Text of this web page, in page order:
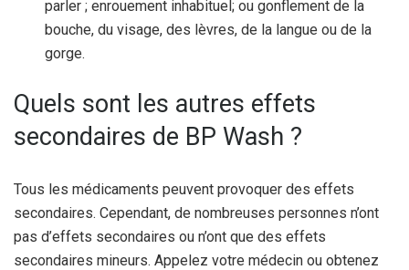
parler ; enrouement inhabituel; ou gonflement de la
bouche, du visage, des lèvres, de la langue ou de la
gorge.
Quels sont les autres effets
secondaires de BP Wash ?
Tous les médicaments peuvent provoquer des effets
secondaires. Cependant, de nombreuses personnes n’ont
pas d’effets secondaires ou n’ont que des effets
secondaires mineurs. Appelez votre médecin ou obtenez